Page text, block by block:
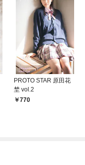
PROTO STAR 原田花
埜 vol.2
770